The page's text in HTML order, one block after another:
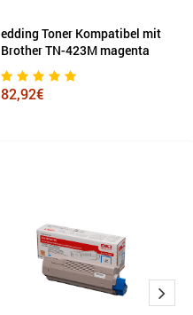
edding Toner Kompatibel mit
Brother TN-423M magenta
82,92€